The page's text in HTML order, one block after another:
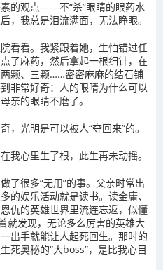
的观点——不“杀”眼睛的眼药水
，我总是泪流满面，无法睁眼。
看看。我紧跟着她，生怕错过任
了麻药，然后拿起一根细针，在
颗、三颗……密密麻麻的结石铺
非常好奇：人的眼睛为什么可以
亲的眼睛不磨了。
光明是可以被人“夺回来”的。
我心里生了根，此生再未动摇。
了很多“无用”的事。父亲时常出
的娱乐活动就是读书。读金庸、
仇的英雄世界里流连忘返，似懂
就发现，无论多么厉害的英雄大
出手就能让人起死回生。那时的
死奥秘的“大boss”，是比我心目